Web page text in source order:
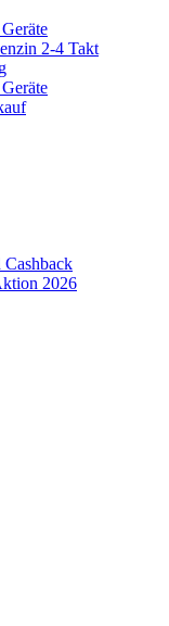
2-4 Takt
Cashback
2026